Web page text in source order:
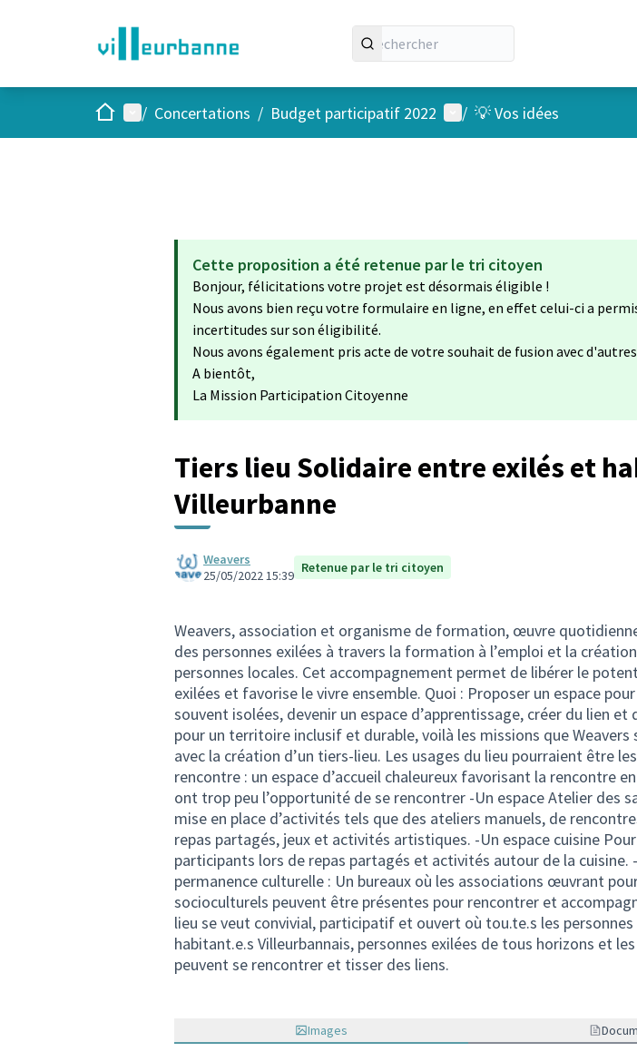
AccueilMenu principal
/ Concertations / Budget participatif 2022 Menu utilisateur
/ 💡 Vos idées
Cette proposition a été retenue par le tri citoyen
Bonjour, félicitations votre projet est désormais éligible !
Nous avons bien reçu votre formulaire en ligne, en effet celui-ci a
incertitudes sur son éligibilité.
Nous avons également pris acte de votre souhait de fusion avec
A bientôt,
La Mission Participation Citoyenne
Tiers lieu Solidaire entre exilés et
Villeurbanne
Weavers
25/05/2022 15:39 Retenue par le tri citoyen
Weavers, association et organisme de formation, œuvre
des personnes exilées à travers la formation à l’emploi et la
personnes locales. Cet accompagnement permet de libérer le
exilées et favorise le vivre ensemble. Quoi : Proposer un espace
souvent isolées, devenir un espace d’apprentissage, créer du lien
pour un territoire inclusif et durable, voilà les missions que
avec la création d’un tiers-lieu. Les usages du lieu pourraient être
rencontre : un espace d’accueil chaleureux favorisant la rencontre
ont trop peu l’opportunité de se rencontrer -Un espace Atelier des
mise en place d’activités tels que des ateliers manuels, de
repas partagés, jeux et activités artistiques. -Un espace cuisine
participants lors de repas partagés et activités autour de la cuisine.
permanence culturelle : Un bureaux où les associations œuvrant
socioculturels peuvent être présentes pour rencontrer et
lieu se veut convivial, participatif et ouvert où tou.te.s les personnes
habitant.e.s Villeurbannais, personnes exilées de tous horizons et
peuvent se rencontrer et tisser des liens.
Images